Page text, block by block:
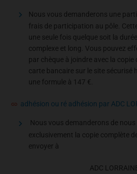
Nous vous demanderons une
frais de participation au pôle.
une seule fois quelque soit la
complexe et long. Vous pouvez
par chèque à joindre avec la
carte bancaire sur le site sécurisé
une formule à 147 €.
adhésion ou ré adhésion par ADC
Nous vous demanderons de
exclusivement la copie complète
envoyer à
ADC